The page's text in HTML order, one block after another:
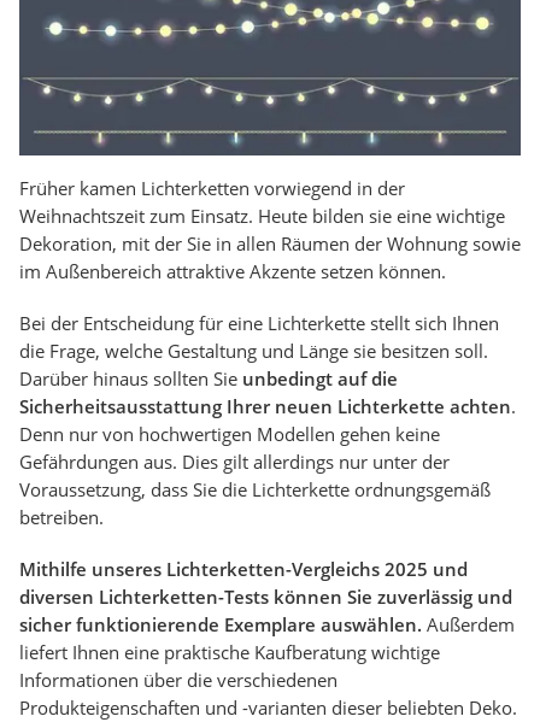
Früher kamen Lichterketten vorwiegend in der
Weihnachtszeit zum Einsatz. Heute bilden sie eine wichtige
Dekoration, mit der Sie in allen Räumen der Wohnung sowie
im Außenbereich attraktive Akzente setzen können.
Bei der Entscheidung für eine Lichterkette stellt sich Ihnen
die Frage, welche Gestaltung und Länge sie besitzen soll.
Darüber hinaus sollten Sie unbedingt auf die
Sicherheitsausstattung Ihrer neuen Lichterkette achten.
Denn nur von hochwertigen Modellen gehen keine
Gefährdungen aus. Dies gilt allerdings nur unter der
Voraussetzung, dass Sie die Lichterkette ordnungsgemäß
betreiben.
Mithilfe unseres Lichterketten-Vergleichs 2025 und
diversen Lichterketten-Tests können Sie zuverlässig und
sicher funktionierende Exemplare auswählen. Außerdem
liefert Ihnen eine praktische Kaufberatung wichtige
Informationen über die verschiedenen
Produkteigenschaften und -varianten dieser beliebten Deko.